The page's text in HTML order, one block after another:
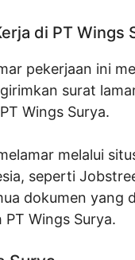
di PT Wings
pekerjaan ini
surat
Wings Surya.
melalui
seperti
dokumen yang
Wings Surya.